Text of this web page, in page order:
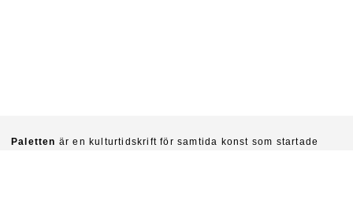
Paletten är en kulturtidskrift för samtida konst som startade